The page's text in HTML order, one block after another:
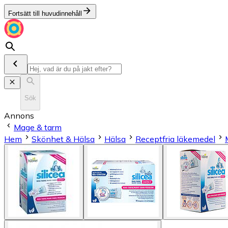
Fortsätt till huvudinnehåll
Sök
Annons
Mage & tarm
Hem
Skönhet & Hälsa Hälsa Receptfria läkemedel